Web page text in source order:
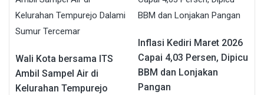
Wali Kota bersama ITS
Ambil Sampel Air di
Kelurahan Tempurejo
Inflasi Kediri Maret 2026
Capai 4,03 Persen, Dipicu
BBM dan Lonjakan
Pangan